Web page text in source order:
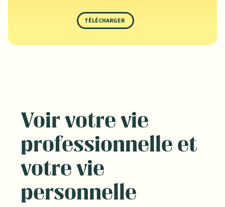
TÉLÉCHARGER
Voir votre vie
professionnelle et
votre vie
personnelle